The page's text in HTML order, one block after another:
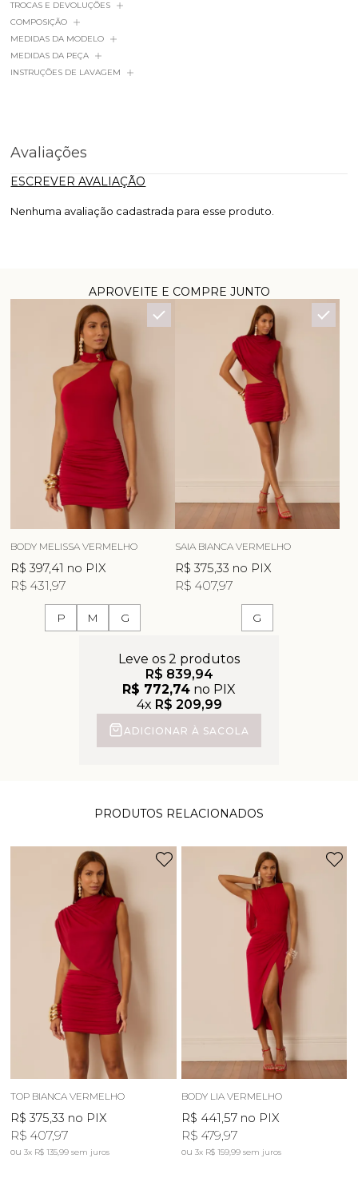
TROCAS E DEVOLUÇÕES
MEDIDAS DA PEÇA
COMPOSIÇÃO
INSTRUÇÕES DE LAVAGEM
MEDIDAS DA MODELO
Avaliações
ESCREVER AVALIAÇÃO
Nenhuma avaliação cadastrada para esse produto.
APROVEITE E COMPRE JUNTO
BODY MELISSA VERMELHO
R$ 397,41 no PIX
R$ 431,97
P M G
SAIA BIANCA VERMELHO
R$ 375,33 no PIX
R$ 407,97
G
Leve os 2 produtos
R$ 839,94
R$ 772,74 no PIX
4x R$ 209,99
ADICIONAR À SACOLA
PRODUTOS RELACIONADOS
TOP BIANCA VERMELHO
R$ 375,33 no PIX
R$ 407,97
3x R$ 135,99sem juros
BODY LIA VERMELHO
R$ 441,57no PIX
R$ 479,97
3x R$ 159,99 sem juros